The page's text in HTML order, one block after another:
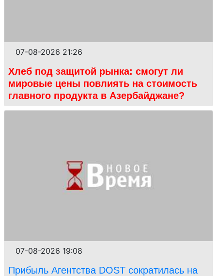
07-08-2026 21:26
Хлеб под защитой рынка: смогут ли
мировые цены повлиять на стоимость
главного продукта в Азербайджане?
07-08-2026 19:08
Прибыль Агентства DOST сократилась на